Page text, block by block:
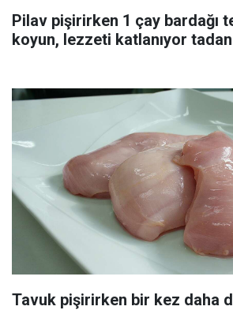
Pilav pişirirken 1 çay bardağı
koyun, lezzeti katlanıyor
Tavuk pişirirken bir kez daha